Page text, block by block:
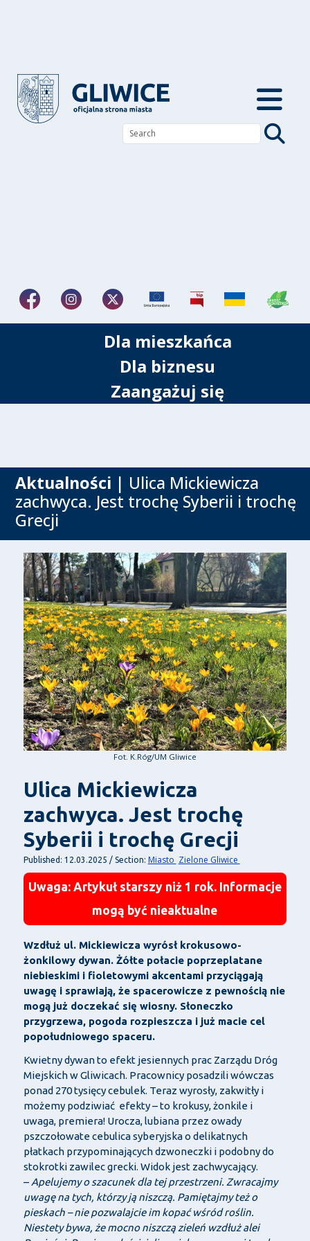
Dla mieszkańca
Dla biznesu
Zaangażuj się
Aktualności | Ulica Mickiewicza
zachwyca. Jest trochę Syberii i trochę
Grecji
Fot. K.Róg/UM Gliwice
Ulica Mickiewicza
zachwyca. Jest trochę
Syberii i trochę Grecji
Published: 12.03.2025 / Section: Miasto Zielone Gliwice
Uwaga: Artykuł starszy niż 1 rok. Informacje
mogą być nieaktualne
Wzdłuż ul. Mickiewicza wyrósł krokusowo-
żonkilowy dywan. Żółte połacie poprzeplatane
niebieskimi i fioletowymi akcentami przyciągają
uwagę i sprawiają, że spacerowicze z pewnością nie
mogą już doczekać się wiosny. Słoneczko
przygrzewa, pogoda rozpieszcza i już macie cel
popołudniowego spaceru.
Kwietny dywan to efekt jesiennych prac Zarządu Dróg
Miejskich w Gliwicach. Pracownicy posadzili wówczas
ponad 270 tysięcy cebulek. Teraz wyrosły, zakwitły i
możemy podziwiać efekty – to krokusy, żonkile i
uwaga, premiera! Urocza, lubiana przez owady
pszczołowate cebulica syberyjska o delikatnych
płatkach przypominających dzwoneczki i podobny do
stokrotki zawilec grecki. Widok jest zachwycający.
– Apelujemy o szacunek dla tej przestrzeni. Zwracajmy
uwagę na tych, którzy ją niszczą. Pamiętajmy też o
pieskach – nie pozwalajcie im kopać wśród roślin.
Niestety bywa, że mocno niszczą zieleń wzdłuż alei